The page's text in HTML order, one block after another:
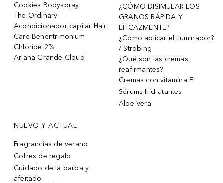
Cookies Bodyspray
The Ordinary
Acondicionador capilar Hair
Care Behentrimonium
Chloride 2%
Ariana Grande Cloud
¿CÓMO DISIMULAR LOS
GRANOS RÁPIDA Y
EFICAZMENTE?
¿Cómo aplicar el iluminador?
/ Strobing
¿Qué son las cremas
reafirmantes?
Cremas con vitamina E
Sérums hidratantes
Aloe Vera
NUEVO Y ACTUAL
Fragrancias de verano
Cofres de regalo
Cuidado de la barba y
afeitado